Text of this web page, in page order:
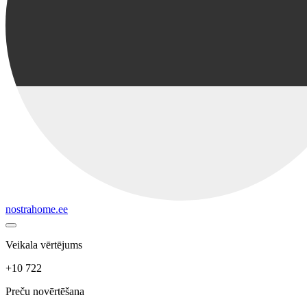
nostrahome.ee
Veikala vērtējums
+10 722
Preču novērtēšana